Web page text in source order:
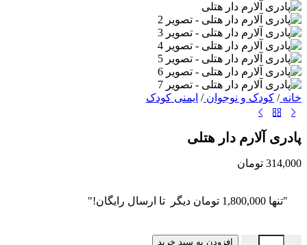
خانه/ کودک و نوجوان/ ایمنی کودک
پادری آلارم دار هتلی
314,000 تومان
"تنها 1,800,000 تومان دیگر تا ارسال رایگان!"
پادری آلارم دار هتلی عددافزودن به سبد خرید